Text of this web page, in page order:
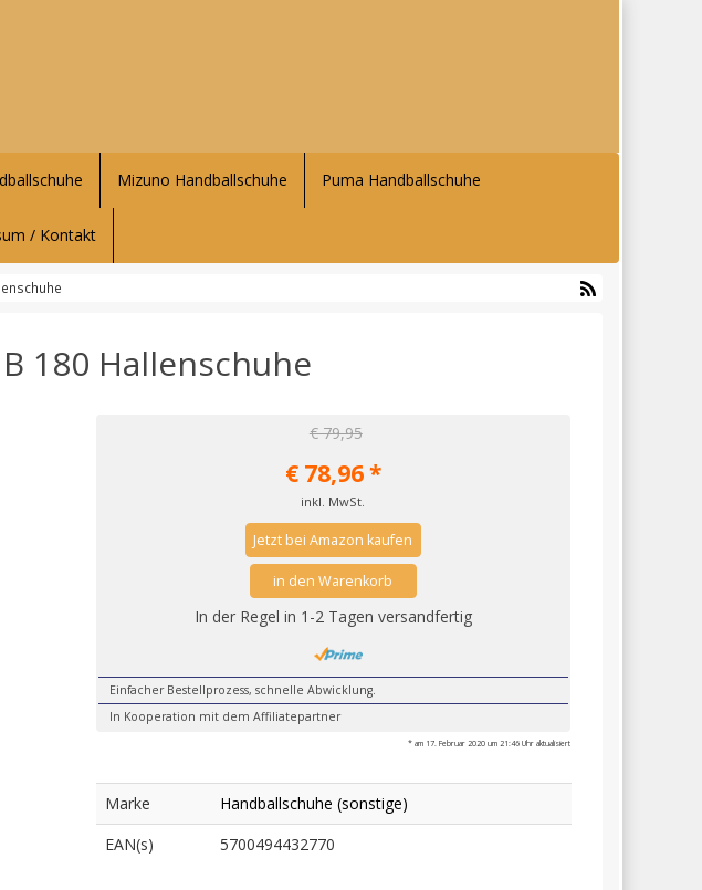
Mizuno Handballschuhe Puma Handballschuhe
/ Kontakt
180 Hallenschuhe
€ 79,95
€78,96*
inkl. MwSt.
Jetzt bei Amazon kaufen
in den Warenkorb
In der Regel in 1-2 Tagen versandfertig
Einfacher Bestellprozess, schnelle Abwicklung.
In Kooperation mit dem Affiliatepartner
* am 17. Februar 2020 um 21:46 Uhr aktualisiert
Marke
Handballschuhe (sonstige)
EAN(s)
5700494432770